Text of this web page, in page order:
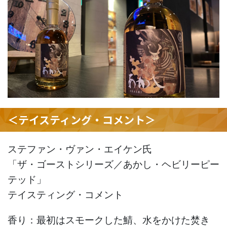
＜テイスティング・コメント＞
ステファン・ヴァン・エイケン氏
「ザ・ゴーストシリーズ／あかし・ヘビリーピー
テッド」
テイスティング・コメント
香り：最初はスモークした鯖、水をかけた焚き